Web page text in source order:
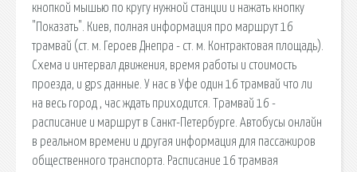
кнопкой мышью по кругу нужной станции и нажать кнопку
"Показать". Киев, полная информация про маршрут 16
трамвай (ст. м. Героев Днепра - ст. м. Контрактовая площадь).
Схема и интервал движения, время работы и стоимость
проезда, и gps данные. У нас в Уфе один 16 трамвай что ли
на весь город , час ждать приходится. Трамвай 16 -
расписание и маршрут в Санкт-Петербурге. Автобусы онлайн
в реальном времени и другая информация для пассажиров
общественного транспорта. Расписание 16 трамвая